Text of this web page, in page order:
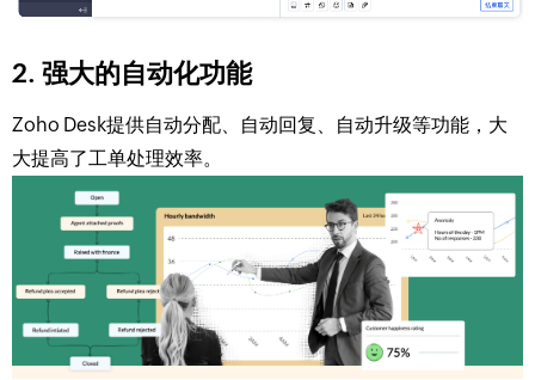
2. 强大的自动化功能
Zoho Desk提供自动分配、自动回复、自动升级等功能，大
大提高了工单处理效率。